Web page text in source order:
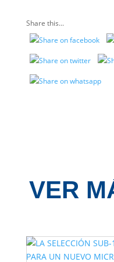
Share this...
VER